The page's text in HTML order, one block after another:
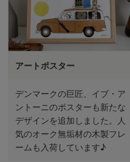
アートポスター
デンマークの巨匠、イブ・ア
ントーニのポスターも新たな
デザインを追加しました。人
気のオーク無垢材の木製フレ
ームも入荷しています♪